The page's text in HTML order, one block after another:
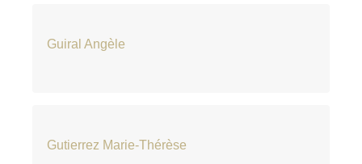
Guiral Angèle
Gutierrez Marie-Thérèse